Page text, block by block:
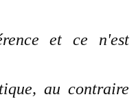
et ce n'est
au contraire